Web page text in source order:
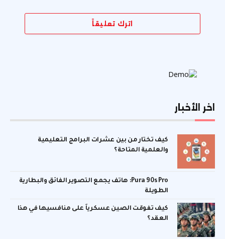
اترك تعليقاً
اخر الأخبار
كيف تختار من بين عشرات البرامج التعليمية
والعلمية المتاحة؟
Pura 90s Pro: هاتف يجمع التصوير الفائق والبطارية
الطويلة
كيف تفوقت الصين عسكرياً على منافسيها في هذا
العقد؟